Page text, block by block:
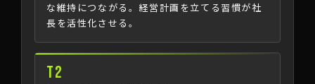
な維持につながる。経営計画を立てる習慣が社
長を活性化させる。
T2